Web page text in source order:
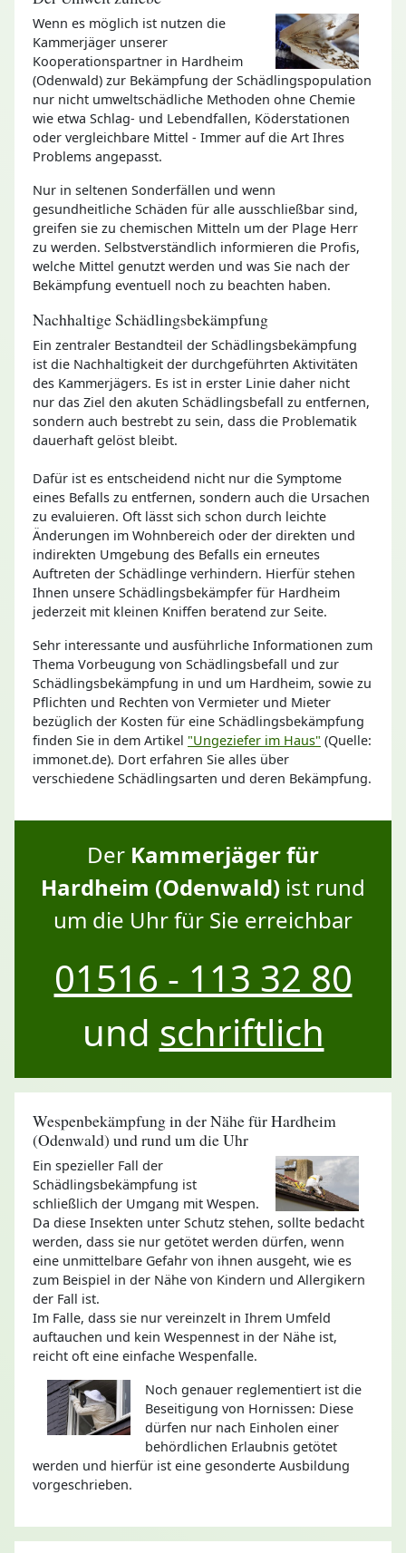
Wenn es möglich ist nutzen die
Kammerjäger unserer
Kooperationspartner in Hardheim
(Odenwald) zur Bekämpfung der Schädlingspopulation
nur nicht umweltschädliche Methoden ohne Chemie
wie etwa Schlag- und Lebendfallen, Köderstationen
oder vergleichbare Mittel - Immer auf die Art Ihres
Problems angepasst.
Nur in seltenen Sonderfällen und wenn
gesundheitliche Schäden für alle ausschließbar sind,
greifen sie zu chemischen Mitteln um der Plage Herr
zu werden. Selbstverständlich informieren die Profis,
welche Mittel genutzt werden und was Sie nach der
Bekämpfung eventuell noch zu beachten haben.
Nachhaltige Schädlingsbekämpfung
Ein zentraler Bestandteil der Schädlingsbekämpfung
ist die Nachhaltigkeit der durchgeführten Aktivitäten
des Kammerjägers. Es ist in erster Linie daher nicht
nur das Ziel den akuten Schädlingsbefall zu entfernen,
sondern auch bestrebt zu sein, dass die Problematik
dauerhaft gelöst bleibt.
Dafür ist es entscheidend nicht nur die Symptome
eines Befalls zu entfernen, sondern auch die Ursachen
zu evaluieren. Oft lässt sich schon durch leichte
Änderungen im Wohnbereich oder der direkten und
indirekten Umgebung des Befalls ein erneutes
Auftreten der Schädlinge verhindern. Hierfür stehen
Ihnen unsere Schädlingsbekämpfer für Hardheim
jederzeit mit kleinen Kniffen beratend zur Seite.
Sehr interessante und ausführliche Informationen zum
Thema Vorbeugung von Schädlingsbefall und zur
Schädlingsbekämpfung in und um Hardheim, sowie zu
Pflichten und Rechten von Vermieter und Mieter
bezüglich der Kosten für eine Schädlingsbekämpfung
finden Sie in dem Artikel "Ungeziefer im Haus" (Quelle:
immonet.de). Dort erfahren Sie alles über
verschiedene Schädlingsarten und deren Bekämpfung.
Der Kammerjäger für
Hardheim (Odenwald) ist rund
um die Uhr für Sie erreichbar
01516 - 113 32 80
und schriftlich
Wespenbekämpfung in der Nähe für Hardheim
(Odenwald) und rund um die Uhr
Ein spezieller Fall der
Schädlingsbekämpfung ist
schließlich der Umgang mit Wespen.
Da diese Insekten unter Schutz stehen, sollte bedacht
werden, dass sie nur getötet werden dürfen, wenn
eine unmittelbare Gefahr von ihnen ausgeht, wie es
zum Beispiel in der Nähe von Kindern und Allergikern
der Fall ist.
Im Falle, dass sie nur vereinzelt in Ihrem Umfeld
auftauchen und kein Wespennest in der Nähe ist,
reicht oft eine einfache Wespenfalle.
Noch genauer reglementiert ist die
Beseitigung von Hornissen: Diese
dürfen nur nach Einholen einer
behördlichen Erlaubnis getötet
werden und hierfür ist eine gesonderte Ausbildung
vorgeschrieben.